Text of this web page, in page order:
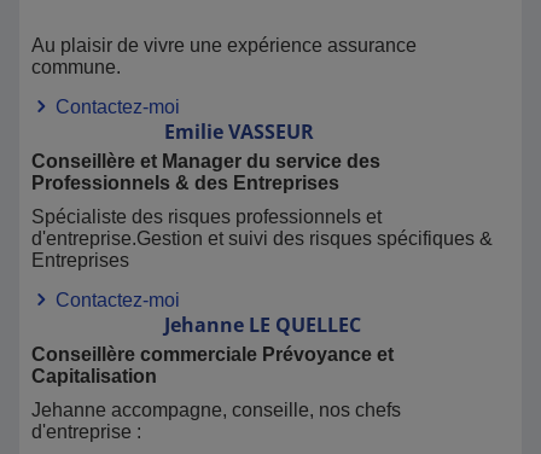
Au plaisir de vivre une expérience assurance
commune.
Contactez-moi
EmilieVASSEUR
Conseillère et Manager du service des
Professionnels & des Entreprises
Spécialiste des risques professionnels et
d'entreprise.Gestion et suivi des risques spécifiques &
Entreprises
Contactez-moi
Jehanne LE QUELLEC
Conseillère commerciale Prévoyance et
Capitalisation
Jehanne accompagne, conseille, nos chefs
d'entreprise :